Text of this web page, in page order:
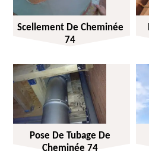
Scellement De Cheminée
74
Pose De Tubage De
Cheminée 74